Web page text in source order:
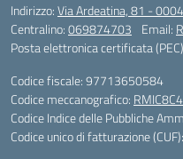
Indirizzo:Via Ardeatina, 81 -
Centralino:069874703 Email:
Posta elettronica certificata
Codice fiscale: 97713650584
Codice meccanografico:
Codice Indice delle Pubbliche
Codice unico di fatturazione